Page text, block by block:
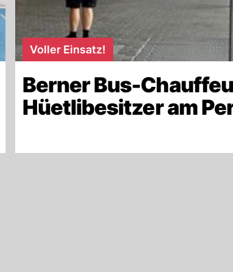
Voller Einsatz!
Berner Bus-
Hüetlibesitzer am